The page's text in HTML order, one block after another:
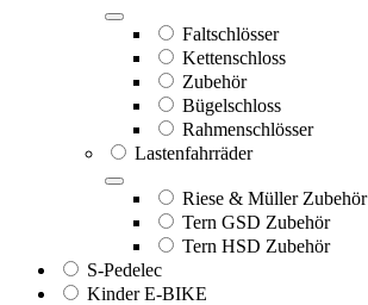
Faltschlösser
Kettenschloss
Zubehör
Bügelschloss
Rahmenschlösser
Lastenfahrräder
Riese & Müller Zubehör
Tern GSD Zubehör
Tern HSD Zubehör
S-Pedelec
Kinder E-BIKE